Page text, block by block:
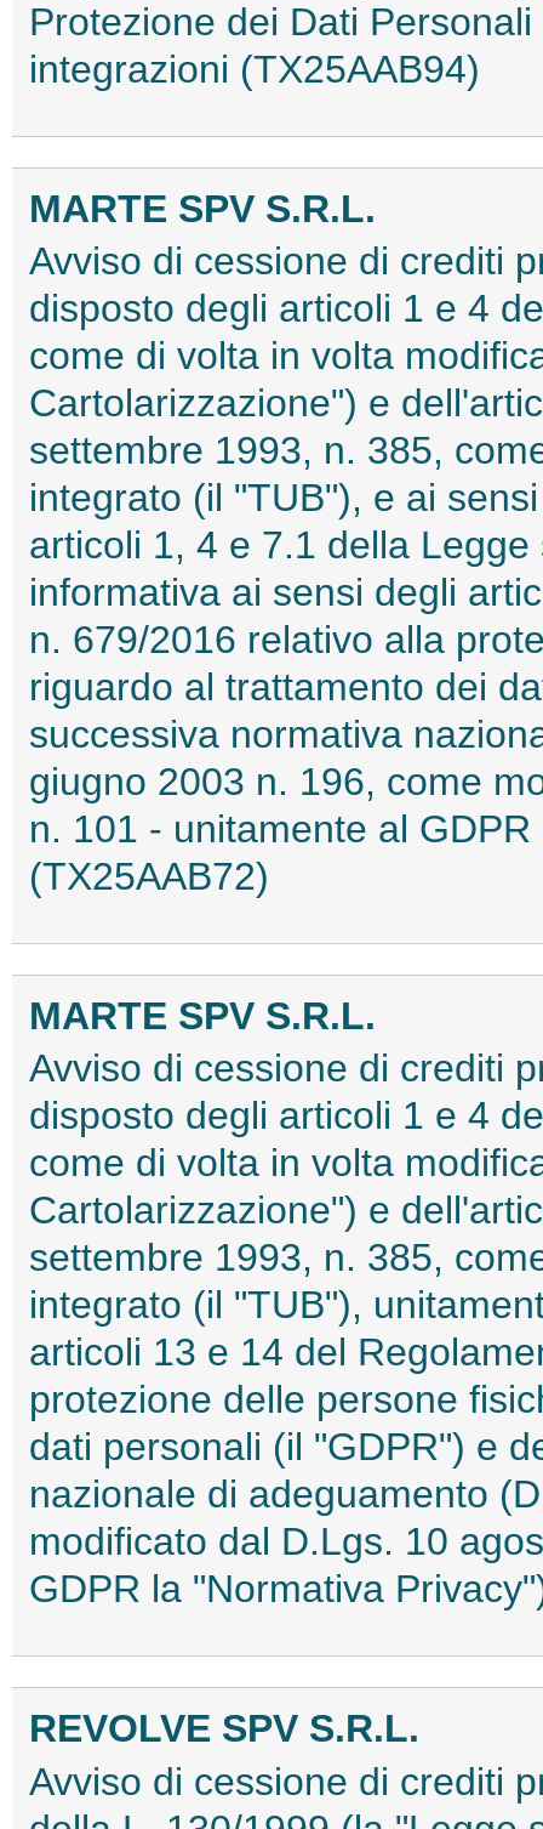
Protezione dei Dati
integrazioni (TX25AAB94)
MARTE SPV S.R.L.
Avviso di cessione di crediti
disposto degli articoli 1 e 4
come di volta in volta
Cartolarizzazione") e
settembre 1993, n. 385,
integrato (il "TUB"), e ai
articoli 1, 4 e 7.1 della
informativa ai sensi degli
n. 679/2016 relativo alla
riguardo al trattamento dei
successiva normativa
giugno 2003 n. 196, come
n. 101 - unitamente al
(TX25AAB72)
MARTE SPV S.R.L.
Avviso di cessione di crediti
disposto degli articoli 1 e 4
come di volta in volta
Cartolarizzazione") e
settembre 1993, n. 385,
integrato (il "TUB"),
articoli 13 e 14 del
protezione delle persone
dati personali (il "GDPR") e
nazionale di adeguamento
modificato dal D.Lgs. 10
GDPR la "Normativa
REVOLVE SPV S.R.L.
Avviso di cessione di crediti